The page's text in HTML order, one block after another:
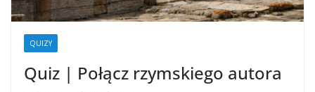
QUIZY
Quiz | Połącz rzymskiego autora